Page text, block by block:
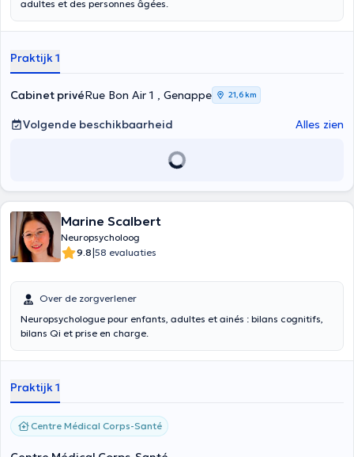
adultes et des personnes âgées.
Praktijk 1
Cabinet privéRue Bon Air 1 , Genappe 21,6 km
Volgende beschikbaarheid Alles zien
Marine Scalbert
Neuropsycholoog
9.8|58 evaluaties
Over de zorgverlener
Neuropsychologue pour enfants, adultes et ainés : bilans cognitifs,
bilans Qi et prise en charge.
Praktijk 1
Centre Médical Corps-Santé